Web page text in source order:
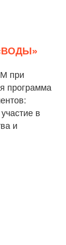
при
программа
в
и